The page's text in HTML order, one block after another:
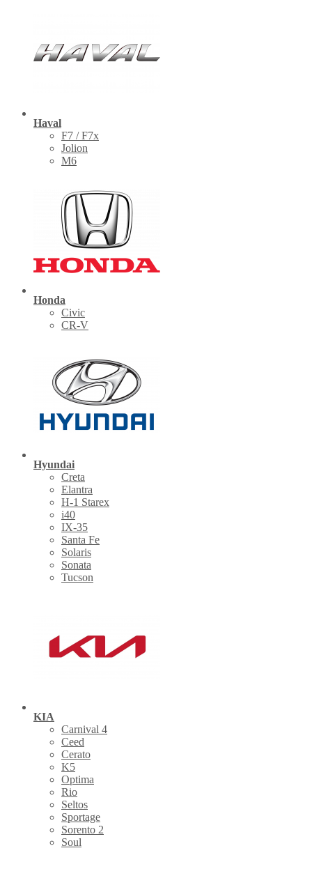
Haval
F7 / F7x
Jolion
M6
Honda
Civic
CR-V
Hyundai
Creta
Elantra
H-1 Starex
i40
IX-35
Santa Fe
Solaris
Sonata
Tucson
KIA
Carnival 4
Ceed
Cerato
K5
Optima
Rio
Seltos
Sportage
Sorento 2
Soul